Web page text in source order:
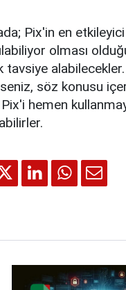
Pix'in en
olması
tavsiye
söz konusu
hemen